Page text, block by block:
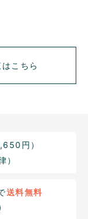
こちら
円）
）
送料無料